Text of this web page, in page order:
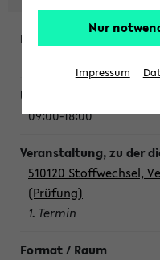
09:00-18:00
510120 Stoffwechsel,
(Prüfung)
1. Termin
Nur
Impressum